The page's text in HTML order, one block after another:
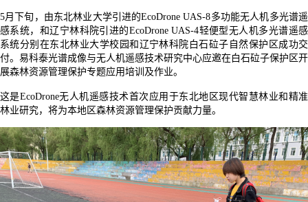
5月下旬，由东北林业大学引进的EcoDrone UAS-8多功能无人机多光谱遥
感系统，和辽宁林科院引进的EcoDrone UAS-4轻便型无人机多光谱遥感
系统分别在东北林业大学校园和辽宁林科院白石砬子自然保护区成功交
付。易科泰光谱成像与无人机遥感技术研究中心应邀在白石砬子保护区开
展森林资源管理保护专题应用培训及作业。
这是EcoDrone无人机遥感技术首次应用于东北地区现代智慧林业和精准
林业研究，将为本地区森林资源管理保护贡献力量。